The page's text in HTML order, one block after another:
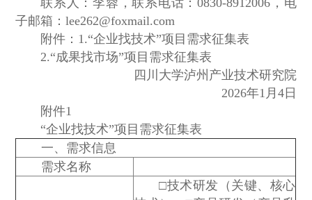
联系人：李蓉，联系电话：0830-8912006，电
子邮箱：lee262@foxmail.com
附件：1.“企业找技术”项目需求征集表
2.“成果找市场”项目需求征集表
四川大学泸州产业技术研究院
2026年1月4日
附件1
“企业找技术”项目需求征集表
一、需求信息
需求名称
□技术研发（关键、核心